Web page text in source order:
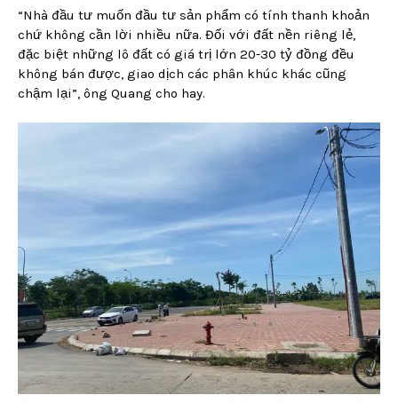
“Nhà đầu tư muốn đầu tư sản phẩm có tính thanh khoản
chứ không cần lời nhiều nữa. Đối với đất nền riêng lẻ,
đặc biệt những lô đất có giá trị lớn 20-30 tỷ đồng đều
không bán được, giao dịch các phân khúc khác cũng
chậm lại”, ông Quang cho hay.